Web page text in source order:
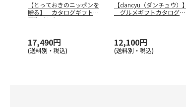
【とっておきのニッポンを
贈る】 カタログギフト
恵吹（えふ
17,490円
(送料別・税込)
【dancyu（ダンチュウ）】
グルメギフトカタログ C
12,100円
(送料別・税込)